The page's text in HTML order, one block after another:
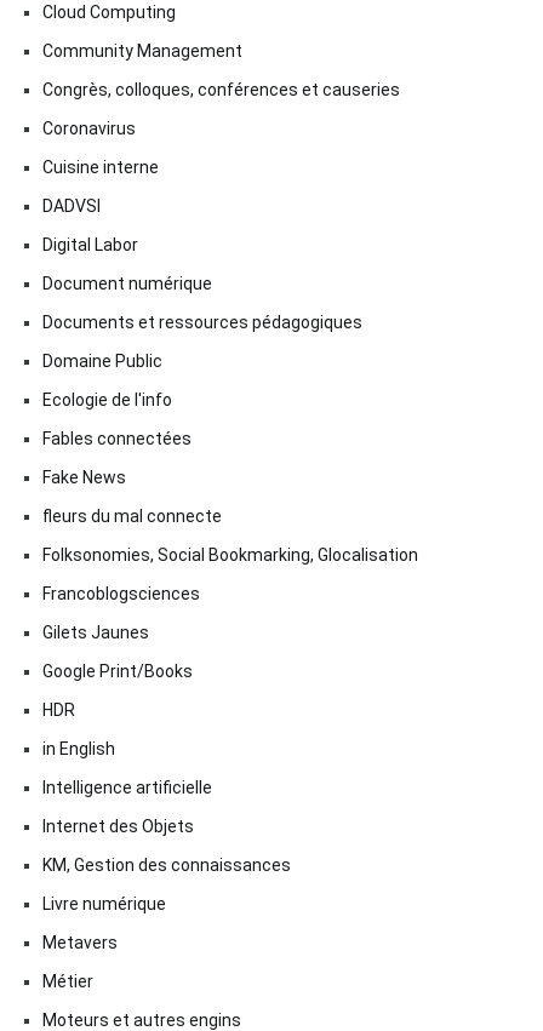
Cloud Computing
Community Management
Congrès, colloques, conférences et causeries
Coronavirus
Cuisine interne
DADVSI
Digital Labor
Document numérique
Documents et ressources pédagogiques
Domaine Public
Ecologie de l'info
Fables connectées
Fake News
fleurs du mal connecte
Folksonomies, Social Bookmarking, Glocalisation
Francoblogsciences
Gilets Jaunes
Google Print/Books
HDR
in English
Intelligence artificielle
Internet des Objets
KM, Gestion des connaissances
Livre numérique
Metavers
Métier
Moteurs et autres engins